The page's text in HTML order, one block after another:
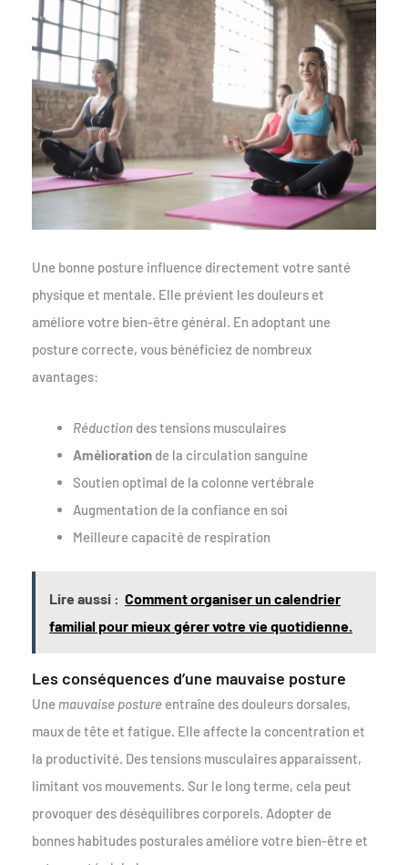
Une bonne posture influence directement votre santé
physique et mentale. Elle prévient les douleurs et
améliore votre bien-être général. En adoptant une
posture correcte, vous bénéficiez de nombreux
avantages:
Réduction des tensions musculaires
Amélioration de la circulation sanguine
Soutien optimal de la colonne vertébrale
Augmentation de la confiance en soi
Meilleure capacité de respiration
Lire aussi : Comment organiser un calendrier
familial pour mieux gérer votre vie quotidienne.
Les conséquences d’une mauvaise posture
Une mauvaise posture entraîne des douleurs dorsales,
maux de tête et fatigue. Elle affecte la concentration et
la productivité. Des tensions musculaires apparaissent,
limitant vos mouvements. Sur le long terme, cela peut
provoquer des déséquilibres corporels. Adopter de
bonnes habitudes posturales améliore votre bien-être et